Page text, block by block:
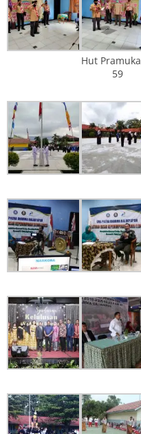
Hut
59